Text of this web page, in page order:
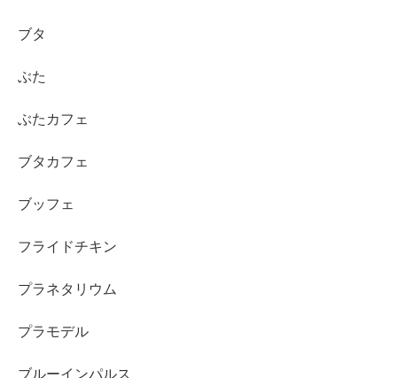
ブタ
ぶた
ぶたカフェ
ブタカフェ
ブッフェ
フライドチキン
プラネタリウム
プラモデル
ブルーインパルス